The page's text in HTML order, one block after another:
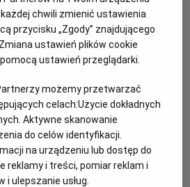
swojego Spider-Mana –
chwili zmienić ustawienia
przycisku „Zgody” znajdującego
ustawień plików cookie
ustawień przeglądarki.
możemy przetwarzać
celach:Użycie dokładnych
Aktywne skanowanie
do celów identyfikacji.
na urządzeniu lub dostęp do
reklamy i treści, pomiar reklam i
i ulepszanie usług.